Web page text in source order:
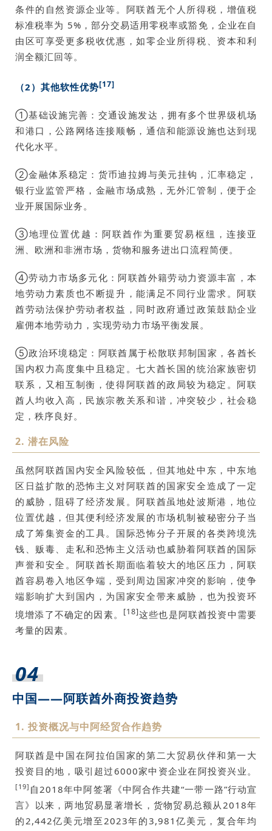
条件的自然资源企业等。阿联酋无个人所得税，增值税
标准税率为 5%，部分交易适用零税率或豁免，企业在自
由区可享受更多税收优惠，如零企业所得税、资本和利
润全额汇回等。
（2）其他软性优势[17]
①基础设施完善：交通设施发达，拥有多个世界级机场
和港口，公路网络连接顺畅，通信和能源设施也达到现
代化水平。
②金融体系稳定：货币迪拉姆与美元挂钩，汇率稳定，
银行业监管严格，金融市场成熟，无外汇管制，便于企
业开展国际业务。
③地理位置优越：阿联酋作为重要贸易枢纽，连接亚
洲、欧洲和非洲市场，货物和服务进出口流程简便。
④劳动力市场多元化：阿联酋外籍劳动力资源丰富，本
地劳动力素质也不断提升，能满足不同行业需求。阿联
酋劳动法保护劳动者权益，同时政府通过政策鼓励企业
雇佣本地劳动力，实现劳动力市场平衡发展。
⑤政治环境稳定：阿联酋属于松散联邦制国家，各酋长
国内权力高度集中且稳定。七大酋长国的统治家族密切
联系，又相互制衡，使得阿联酋的政局较为稳定。阿联
酋人均收入高，民族宗教关系和谐，冲突较少，社会稳
定，秩序良好。
2. 潜在风险
虽然阿联酋国内安全风险较低，但其地处中东，中东地
区日益扩散的恐怖主义对阿联酋的国家安全造成了一定
的威胁，阻碍了经济发展。阿联酋虽地处波斯港，地位
位置优越，但其便利经济发展的市场机制被秘密分子当
成了筹集资金的工具。国际恐怖分子开展的各类跨境洗
钱、贩毒、走私和恐怖主义活动也威胁着阿联酋的国际
声誉和安全。阿联酋长期面临着较大的地区压力，阿联
酋容易卷入地区争端，受到周边国家冲突的影响，使争
端影响扩大到国内，为国家安全带来威胁，也为投资环
境增添了不确定的因素。
[18]这些也是阿联酋投资中需要
考量的因素。
04
中国——阿联酋外商投资趋势
1. 投资概况与中阿经贸合作趋势
阿联酋是中国在阿拉伯国家的第二大贸易伙伴和第一大
投资目的地，吸引超过6000家中资企业在阿投资兴业。
[19] 自2018年中阿签署《中阿合作共建“一带一路”行动宣
言》以来，两地贸易显著增长，货物贸易总额从2018年
的2,442亿美元增至2023年的3,981亿美元，复合年均